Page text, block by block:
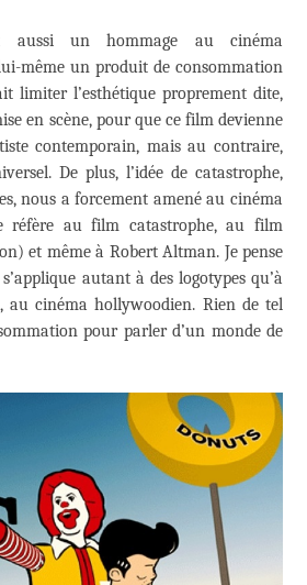
aussi un hommage au cinéma
même un produit de consommation
limiter l’esthétique proprement dite,
en scène, pour que ce film devienne
contemporain, mais au contraire,
De plus, l’idée de catastrophe,
nous a forcement amené au cinéma
réfère au film catastrophe, au film
et même à Robert Altman. Je pense
autant à des logotypes qu’à
au cinéma hollywoodien. Rien de tel
pour parler d’un monde de